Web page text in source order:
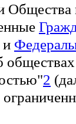
Общества
и
2